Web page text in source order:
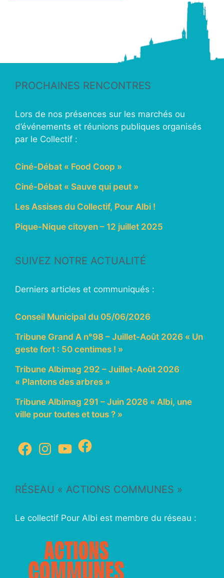
PROCHAINES RENCONTRES
Lors de nos présences sur les marchés ou
d’événements et réunions publiques organisés
par le Collectif :
Ciné-Débat « Food Coop »
Ciné-Débat « Sauve qui peut »
Les Assises du Collectif, Pour Albi !
Pique-Nique citoyen – 12 juillet 2025
SUIVEZ NOTRE ACTUALITÉ
Derniers articles et communiqués :
Conseil Municipal du 05/06/2026
Tribune Grand A n°98 – Juillet-Août 2026 « Un
geste fort : 50 centimes ! »
Tribune Albimag 292 – Juillet-Août 2026
« Plantons des arbres »
Tribune Albimag 291 – Juin 2026 « Albi, une
ville pour toutes et tous ? »
RÉSEAU « ACTIONS COMMUNES »
Le collectif Pour Albi est membre du réseau :